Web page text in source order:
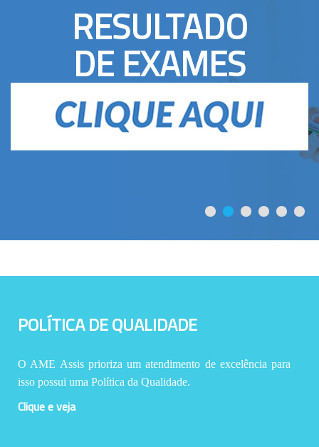
RESULTADO
DE EXAMES
POLÍTICA DE QUALIDADE
O AME Assis prioriza um atendimento de excelência para
isso possui uma Política da Qualidade.
Clique e veja